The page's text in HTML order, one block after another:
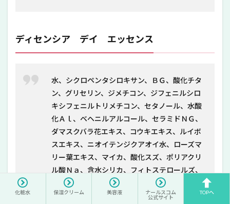
ディセンシア デイ エッセンス
水、シクロペンタシロキサン、ＢＧ、酸化チタ
ン、グリセリン、ジメチコン、ジフェニルシロ
キシフェニルトリメチコン、セタノール、水酸
化Ａｌ、ベヘニルアルコール、セラミドＮＧ、
ダマスクバラ花エキス、コウキエキス、ルイボ
スエキス、ニオイテンジクアオイ水、ローズマ
リー葉エキス、マイカ、酸化スズ、ポリアクリ
ル酸Ｎａ、含水シリカ、フィトステロールズ、
ジラウロイルグルタミン酸リシンＮａ、ペンタ
ステアリン酸ポリグリセリル－１０、ポリグリ
化粧水 保湿クリーム 美容液
ナールスコム
公式サイト
TOPへ